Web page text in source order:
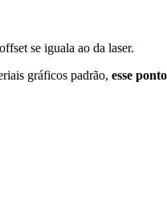
se iguala ao da laser.
gráficos padrão, esse